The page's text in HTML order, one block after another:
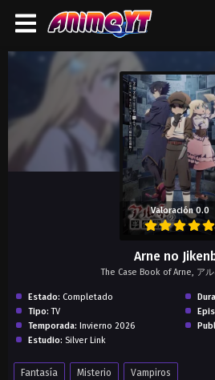
Valoración 0.0
Arne no
The Case Book of Arne, ア
Estado: Completado
Tipo: TV
Temporada: Invierno 2026
Estudio: Silver Link
Fantasía Misterio Vampiros